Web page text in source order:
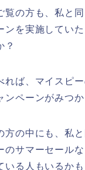
の方も、私と
を実施してい
？
れば、マイスピ
ペーンがみつ
方の中にも、私
のサマーセール
る人もいるか